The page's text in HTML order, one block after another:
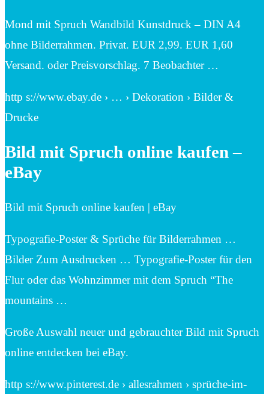
Mond mit Spruch Wandbild Kunstdruck – DIN A4
ohne Bilderrahmen. Privat. EUR 2,99. EUR 1,60
Versand. oder Preisvorschlag. 7 Beobachter …
http s://www.ebay.de › … › Dekoration › Bilder &
Drucke
Bild mit Spruch online kaufen –
eBay
Bild mit Spruch online kaufen | eBay
Typografie-Poster & Sprüche für Bilderrahmen …
Bilder Zum Ausdrucken … Typografie-Poster für den
Flur oder das Wohnzimmer mit dem Spruch “The
mountains …
Große Auswahl neuer und gebrauchter Bild mit Spruch
online entdecken bei eBay.
http s://www.pinterest.de › allesrahmen › sprüche-im-